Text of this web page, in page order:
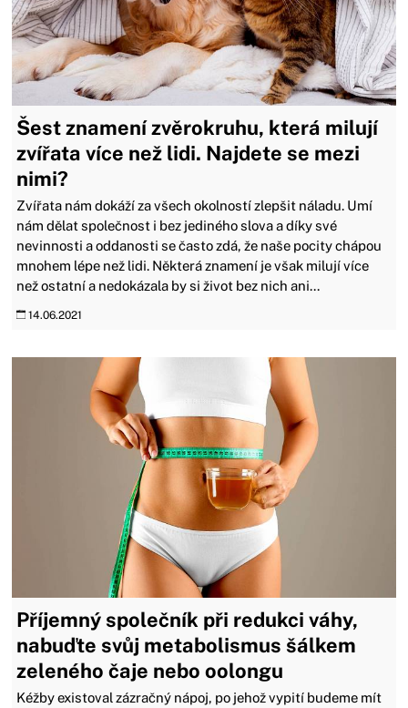
Šest znamení zvěrokruhu, která milují
zvířata více než lidi. Najdete se mezi
nimi?
Zvířata nám dokáží za všech okolností zlepšit náladu. Umí
nám dělat společnost i bez jediného slova a díky své
nevinnosti a oddanosti se často zdá, že naše pocity chápou
mnohem lépe než lidi. Některá znamení je však milují více
než ostatní a nedokázala by si život bez nich ani...
14.06.2021
Příjemný společník při redukci váhy,
nabuďte svůj metabolismus šálkem
zeleného čaje nebo oolongu
Kéžby existoval zázračný nápoj, po jehož vypití budeme mít